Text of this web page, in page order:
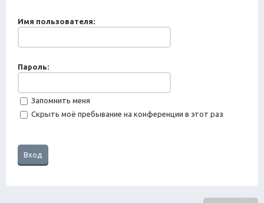
Имя пользователя:
Пароль:
Запомнить меня
Скрыть моё пребывание на конференции в этот раз